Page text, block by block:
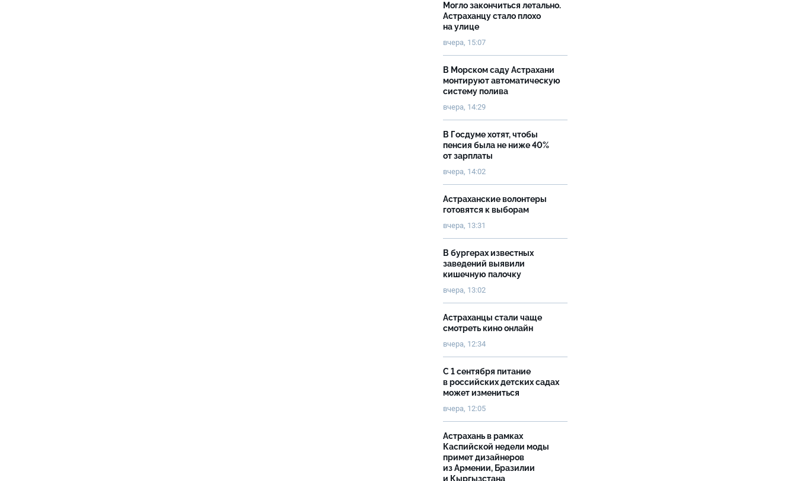
Могло закончиться летально.
Астраханцу стало плохо
на улице
вчера, 15:07
В Морском саду Астрахани
монтируют автоматическую
систему полива
вчера, 14:29
В Госдуме хотят, чтобы
пенсия была не ниже 40%
от зарплаты
вчера, 14:02
Астраханские волонтеры
готовятся к выборам
вчера, 13:31
В бургерах известных
заведений выявили
кишечную палочку
вчера, 13:02
Астраханцы стали чаще
смотреть кино онлайн
вчера, 12:34
С 1 сентября питание
в российских детских садах
может измениться
вчера, 12:05
Астрахань в рамках
Каспийской недели моды
примет дизайнеров
из Армении, Бразилии
и Кыргызстана